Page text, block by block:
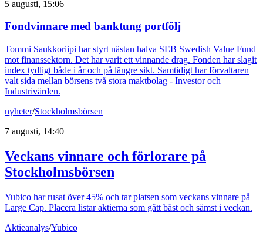
5 augusti, 15:06
Fondvinnare med banktung portfölj
Tommi Saukkoriipi har styrt nästan halva SEB Swedish Value Fund
mot finanssektorn. Det har varit ett vinnande drag. Fonden har slagit
index tydligt både i år och på längre sikt. Samtidigt har förvaltaren
valt sida mellan börsens två stora maktbolag - Investor och
Industrivärden.
nyheter/Stockholmsbörsen
7 augusti, 14:40
Veckans vinnare och förlorare på
Stockholmsbörsen
Yubico har rusat över 45% och tar platsen som veckans vinnare på
Large Cap. Placera listar aktierna som gått bäst och sämst i veckan.
Aktieanalys/Yubico